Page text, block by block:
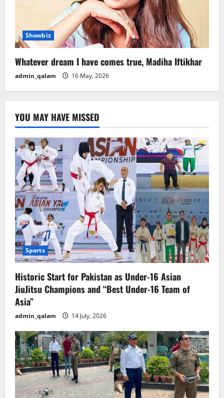
Showbiz
Whatever dream I have comes true, Madiha Iftikhar
admin_qalam 16 May, 2026
YOU MAY HAVE MISSED
Sports
Historic Start for Pakistan as Under-16 Asian
JiuJitsu Champions and “Best Under-16 Team of
Asia”
admin_qalam 14 July, 2026